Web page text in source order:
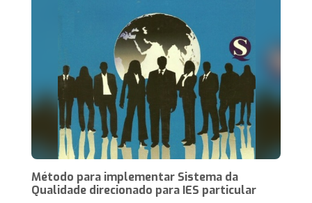
Método para implementar Sistema da
Qualidade direcionado para IES particular